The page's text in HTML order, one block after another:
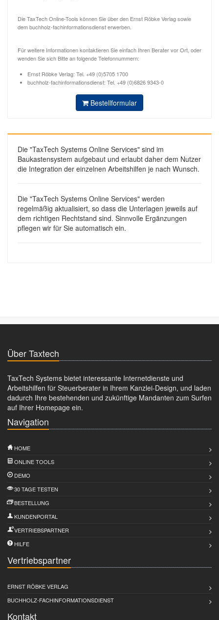
Die TaxTech Online-Tools können Sie über den Ernst Röbke Verlag sowie
dem buchholz-fachinformationsdienst erwerben.
Für weitere Informationen kontaktieren Sie einfach Ihren Berater vor Ort, oder
wenden Sie sich Bitte an folgende Telefonnummern:
Ernst Röbke Verlag: Tel. +49 (0)5705 1700
buchholz-fachinformationsdienst: Tel. +49 (0)6826 9343-0
Bestellformular
Die "TaxTech Systems Online Services" sind im
Baukastensystem aufgebaut und erlaubt daher dem Nutzer
die Integration der einzelnen Arbeitshilfen je nach Wunsch.
Die "TaxTech Systems Online Services" werden
regelmäßig aktualisiert, so dass die Unterlagen jeweils auf
dem richtigen Rechtstand sind. Sinnvolle Ergänzungen
pflegen wir für Sie automatisch ein.
Über Taxtech
TaxTech Systems bietet interessante Internetdienste und
Arbeitshilfen für Steuerberater in Ihrem Kanzlei-Design, und laden
dadurch Ihre bestehenden und zukünftige Mandanten zum Surfen
auf Ihrer Homepage ein.
Navigation
HOME
ONLINE TOOLS
DEMO
30 TAGE TESTEN
BESTELLUNG
KUNDENPORTAL
VERTRIEBSPARTNER
HILFE
Vertriebspartner
ERNST RÖBKE VERLAG
BUCHHOLZ-FACHINFORMATIONSDIENST
Kontakt